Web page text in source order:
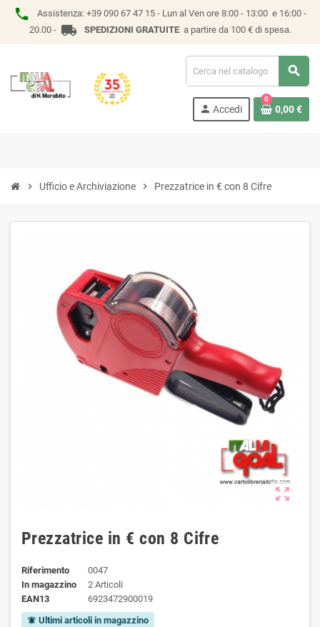
phone Assistenza: +39 090 67 47 15 - Lun al Ven ore 8:00 - 13:00 e 16:00 -
20.00 - local_shipping SPEDIZIONI GRATUITEa partire da 100 € di spesa.
search
person Accedi
0
0,00 €
chevron_right Ufficio e Archiviazione chevron_right Prezzatrice in € con 8 Cifre
zoom_out_map
Prezzatrice in € con 8 Cifre
Riferimento
0047
In magazzino
2 Articoli
EAN13
6923472900019
notifications_active Ultimi articoli in magazzino